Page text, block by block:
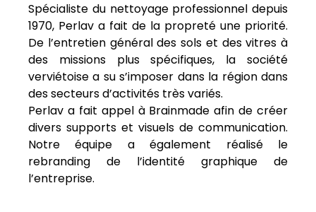
Spécialiste du nettoyage professionnel depuis
1970, Perlav a fait de la propreté une priorité.
De l’entretien général des sols et des vitres à
des missions plus spécifiques, la société
verviétoise a su s’imposer dans la région dans
des secteurs d’activités très variés.
Perlav a fait appel à Brainmade afin de créer
divers supports et visuels de communication.
Notre équipe a également réalisé le
rebranding de l’identité graphique de
l’entreprise.